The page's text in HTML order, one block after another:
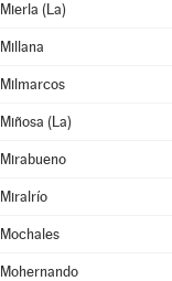
Mierla (La)
Millana
Milmarcos
Miñosa (La)
Mirabueno
Miralrío
Mochales
Mohernando